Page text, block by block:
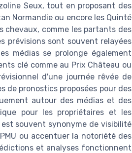
Seux, tout en proposant des
Normandie ou encore les Quinté
chevaux, comme les partants des
prévisions sont souvent relayées
médias se prolonge également
clé comme au Prix Château ou
d'une journée rêvée de
de pronostics proposées pour des
autour des médias et des
pour les propriétaires et les
souvent synonyme de visibilité
ou accentuer la notoriété des
et analyses fonctionnent